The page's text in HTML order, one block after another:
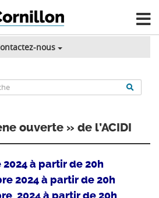
nous
ouverte » de l’ACIDI
à partir de 20h
2024 à partir de 20h